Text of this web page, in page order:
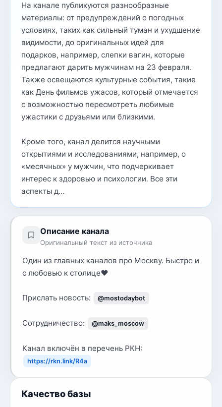
На канале публикуются разнообразные
материалы: от предупреждений о погодных
условиях, таких как сильный туман и ухудшение
видимости, до оригинальных идей для
подарков, например, слепки вагин, которые
предлагают дарить мужчинам на 23 февраля.
Также освещаются культурные события, такие
как День фильмов ужасов, который отмечается
с возможностью пересмотреть любимые
ужастики с друзьями или близкими.
Кроме того, канал делится научными
открытиями и исследованиями, например, о
«месячных» у мужчин, что подчеркивает
интерес к здоровью и психологии. Все эти
аспекты д…
Описание канала
Оригинальный текст из источника
Один из главных каналов про Москву. Быстро и
с любовью к столице❤️
Прислать новость: @mostodaybot
Сотрудничество: @maks_moscow
Канал включён в перечень РКН:
https://rkn.link/R4a
Качество базы